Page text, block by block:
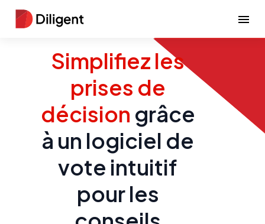
Simplifiez les
prises de
décision grâce
à un logiciel de
vote intuitif
pour les